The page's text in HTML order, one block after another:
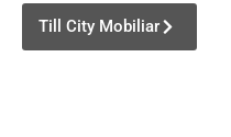
Till City Mobiliar